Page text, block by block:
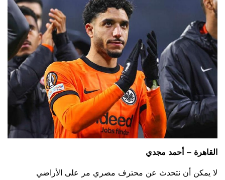
القاهرة – أحمد مجدي
لا يمكن أن نتحدث عن محترف مصري مر على الأراضي